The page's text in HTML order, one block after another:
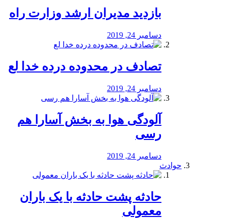
بازدید مدیران ارشد وزارت راه
دسامبر 24, 2019
تصادف در محدوده درده خدا لع
دسامبر 24, 2019
آلودگی هوا به بخش آسارا هم
رسی
دسامبر 24, 2019
حوادث
️حادثه پشت حادثه با یک باران
معمولی